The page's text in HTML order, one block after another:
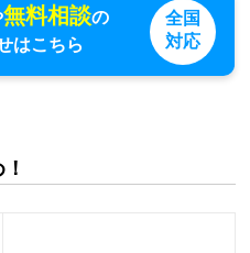
無料相談の
はこちら
全国
対応